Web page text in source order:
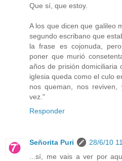
Que sí, que estoy.
A los que dicen que galileo
segundo escribano que
la frase es cojonuda,
poner que murió
años de prisión domiciliaria
iglesia queda como el culo
nos queman, nos
vez."
Responder
Señorita Puri
28/6/10
...sí, me vais a ver por